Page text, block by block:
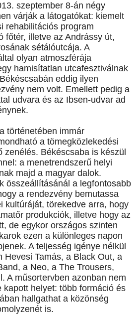
szeptember 8-án négy
várják a látogatókat: kiemelt
rehabilitációs program
főtér, illetve az Andrássy út,
sétálóutcája. A
olyan atmoszférája
hamisítatlan utcafesztiválnak
eddig ilyen
nem volt. Emellett pedig a
udvara és az Ibsen-udvar ad
történetében immár
a tömegközlekedési
zenélés. Békéscsaba is készül
a menetrendszerű helyi
majd a magyar dalok.
összeállításánál a legfontosabb
a rendezvény bemutassa
kultúráját, törekedve arra, hogy
produkciók, illetve hogy az
de egykor országos szinten
ezen a különleges napon
A teljesség igénye nélkül
Hevesi Tamás, a Black Out, a
a Neo, a The Trousers,
A műsortervben azonban nem
kapott helyet: több formáció és
hallgathat a közönség
is.